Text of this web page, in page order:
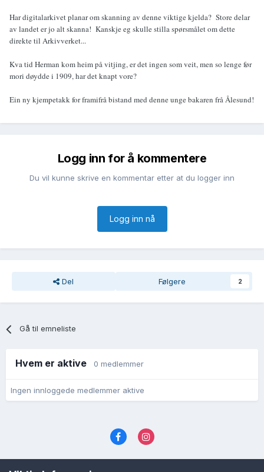
Har digitalarkivet planar om skanning av denne viktige kjelda? Store delar
av landet er jo alt skanna! Kanskje eg skulle stilla spørsmålet om dette
direkte til Arkivverket...
Kva tid Herman kom heim på vitjing, er det ingen som veit, men so lenge før
mori døydde i 1909, har det knapt vore?
Ein ny kjempetakk for framifrå bistand med denne unge bakaren frå Ålesund!
Logg inn for å kommentere
Du vil kunne skrive en kommentar etter at du logger inn
Logg inn nå
Del Følgere 2
Gå til emneliste
Hvem er aktive 0 medlemmer
Ingen innloggede medlemmer aktive